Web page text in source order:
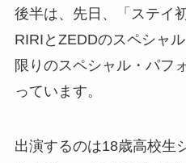
後半は、先日、「ステイ
RIRIとZEDDのスペシャ
限りのスペシャル・パフ
っています。
出演するのは18歳高校生